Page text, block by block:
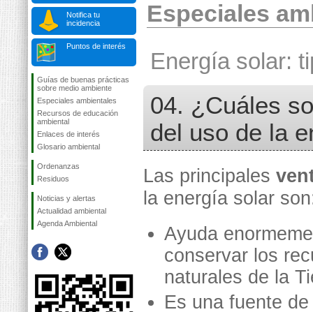
Notifica tu
incidencia
Puntos de interés
Guías de buenas prácticas
sobre medio ambiente
Especiales ambientales
Recursos de educación
ambiental
Enlaces de interés
Glosario ambiental
Ordenanzas
Residuos
Noticias y alertas
Actualidad ambiental
Agenda Ambiental
Especiales
Energía solar:
04. ¿Cuáles
del uso de la
Las principales
la energía solar
Ayuda
conservar los
naturales de la
Es una fuente